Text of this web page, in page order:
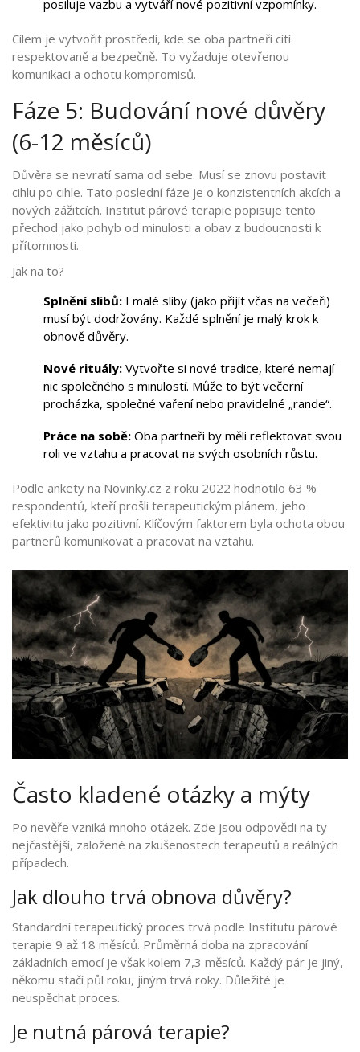
posiluje vazbu a vytváří nové pozitivní vzpomínky.
Cílem je vytvořit prostředí, kde se oba partneři cítí
respektovaně a bezpečně. To vyžaduje otevřenou
komunikaci a ochotu kompromisů.
Fáze 5: Budování nové důvěry
(6-12 měsíců)
Důvěra se nevratí sama od sebe. Musí se znovu postavit
cihlu po cihle. Tato poslední fáze je o konzistentních akcích a
nových zážitcích. Institut párové terapie popisuje tento
přechod jako pohyb od minulosti a obav z budoucnosti k
přítomnosti.
Jak na to?
Splnění slibů: I malé sliby (jako přijít včas na večeři)
musí být dodržovány. Každé splnění je malý krok k
obnově důvěry.
Nové rituály: Vytvořte si nové tradice, které nemají
nic společného s minulostí. Může to být večerní
procházka, společné vaření nebo pravidelné „rande“.
Práce na sobě: Oba partneři by měli reflektovat svou
roli ve vztahu a pracovat na svých osobních růstu.
Podle ankety na Novinky.cz z roku 2022 hodnotilo 63 %
respondentů, kteří prošli terapeutickým plánem, jeho
efektivitu jako pozitivní. Klíčovým faktorem byla ochota obou
partnerů komunikovat a pracovat na vztahu.
Často kladené otázky a mýty
Po nevěře vzniká mnoho otázek. Zde jsou odpovědi na ty
nejčastější, založené na zkušenostech terapeutů a reálných
případech.
Jak dlouho trvá obnova důvěry?
Standardní terapeutický proces trvá podle Institutu párové
terapie 9 až 18 měsíců. Průměrná doba na zpracování
základních emocí je však kolem 7,3 měsíců. Každý pár je jiný,
někomu stačí půl roku, jiným trvá roky. Důležité je
neuspěchat proces.
Je nutná párová terapie?